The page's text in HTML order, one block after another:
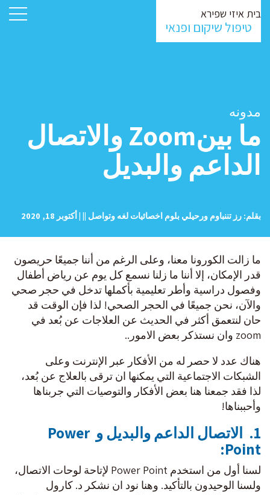
בית איזי שפירא
טיפול שיקום ופנאי
مدونه
ما بينZoom والاتصال
الداعم والبديل
بقلم: رز تننباوم ورحيلي بلوم اخصائيات لغه وتواصل || | أكتوبر 18, 2020
ما زالت الكورونا معنا، وعلى الرغم من أننا جميعًا حريصون
قدر الإمكان، إلا أننا ما زلنا نسمع كل يوم عن رياض أطفال
وفصول دراسية وأطر تعليمية بأكملها تدخل في حجر صحي
والآن، نحن جميعًا في الحجر الصحي! لذا فإن الوقت قد
حان لنتعمق أكثر في الحديث عن العلاجات عن بُعد في
zoom وان نستذكر بعض الامور..
هناك عدد لا حصر له من الأفكار عبر الإنترنت وعلى
الشبكات الاجتماعية التي يمكنها ان ترقى بالعلاج عن بُعد،
لذا فقد جمعنا هنا بعض الأفكار والتوصيات التي جربناها
وأحببناها!
1. الاتصال الداعم والبديل و Power
Point:
لسنا أول من استخدم Power Point لإتاحة لوحات الاتصال،
ولسنا الوحيدون بالتأكيد. وهنا نود ان نشكر د. كارول